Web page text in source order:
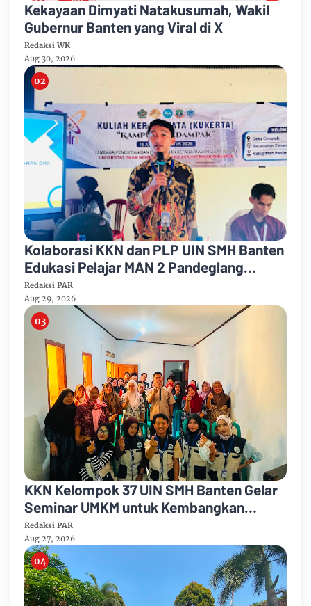
Kekayaan Dimyati Natakusumah, Wakil
Gubernur Banten yang Viral di X
Redaksi WK
Aug 30, 2026
Kolaborasi KKN dan PLP UIN SMH Banten
Edukasi Pelajar MAN 2 Pandeglang
tentang Bahaya Pernikahan Dini
Redaksi PAR
Aug 29, 2026
KKN Kelompok 37 UIN SMH Banten Gelar
Seminar UMKM untuk Kembangkan
Potensi Desa Cimanuk
Redaksi PAR
Aug 27, 2026